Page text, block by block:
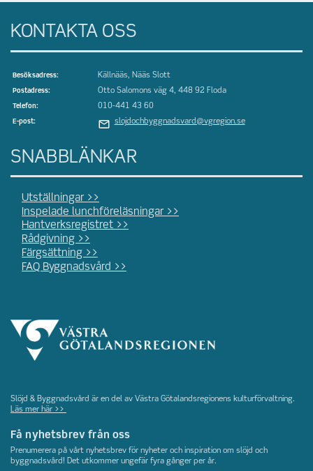
KONTAKTA OSS
Besöksadress: Källnääs, Nääs Slott
Postadress: Otto Salomons väg 4, 448 92 Floda
Telefon: 010-441 43 60
E-post: slojdochbyggnadsvard@vgregion.se
SNABBLÄNKAR
Utställningar >>
Inspelade lunchföreläsningar >>
Hantverksregistret >>
Rådgivning >>
Färgsättning >>
FAQ Byggnadsvård >>
Slöjd & Byggnadsvård är en del av Västra Götalandsregionens kulturförvaltning.
Läs mer här >>
Få nyhetsbrev från oss
Prenumerera på vårt nyhetsbrev för nyheter och inspiration om slöjd och
byggnadsvård! Det utkommer ungefär fyra gånger per år.